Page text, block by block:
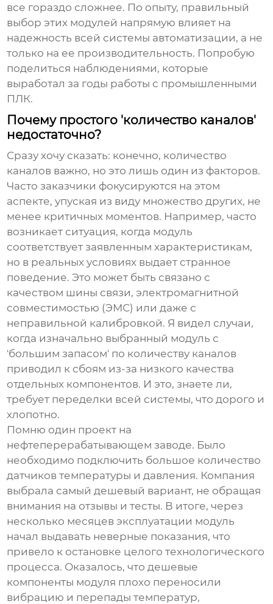
все гораздо сложнее. По опыту, правильный
выбор этих модулей напрямую влияет на
надежность всей системы автоматизации, а не
только на ее производительность. Попробую
поделиться наблюдениями, которые
выработал за годы работы с промышленными
ПЛК.
Почему простого 'количество каналов'
недостаточно?
Сразу хочу сказать: конечно, количество
каналов важно, но это лишь один из факторов.
Часто заказчики фокусируются на этом
аспекте, упуская из виду множество других, не
менее критичных моментов. Например, часто
возникает ситуация, когда модуль
соответствует заявленным характеристикам,
но в реальных условиях выдает странное
поведение. Это может быть связано с
качеством шины связи, электромагнитной
совместимостью (ЭМС) или даже с
неправильной калибровкой. Я видел случаи,
когда изначально выбранный модуль с
'большим запасом' по количеству каналов
приводил к сбоям из-за низкого качества
отдельных компонентов. И это, знаете ли,
требует переделки всей системы, что дорого и
хлопотно.
Помню один проект на
нефтеперерабатывающем заводе. Было
необходимо подключить большое количество
датчиков температуры и давления. Компания
выбрала самый дешевый вариант, не обращая
внимания на отзывы и тесты. В итоге, через
несколько месяцев эксплуатации модуль
начал выдавать неверные показания, что
привело к остановке целого технологического
процесса. Оказалось, что дешевые
компоненты модуля плохо переносили
вибрацию и перепады температур,